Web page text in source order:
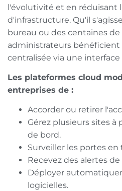
l'évolutivité et en réduisant
d'infrastructure. Qu'il
bureau ou des centaines de
administrateurs
centralisée via une
Les plateformes cloud
entreprises de :
Accorder ou retirer
Gérez plusieurs sites
de bord.
Surveiller les portes en
Recevez des alertes
Déployer
logicielles.